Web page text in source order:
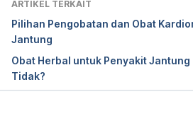
ARTIKEL TERKAIT
Pilihan Pengobatan dan Obat
Jantung
Obat Herbal untuk Penyakit Jantung
Tidak?